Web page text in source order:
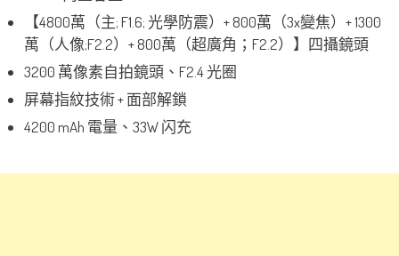
【4800萬（主; F1.6; 光學防震）+ 800萬（3x變焦）+ 1300
萬（人像;F2.2）+ 800萬（超廣角；F2.2）】四攝鏡頭
3200 萬像素自拍鏡頭、F2.4 光圈
屏幕指紋技術 + 面部解鎖
4200 mAh 電量、33W 闪充